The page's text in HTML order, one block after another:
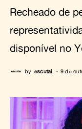
Recheado de
disponível no
by escutai 9 de